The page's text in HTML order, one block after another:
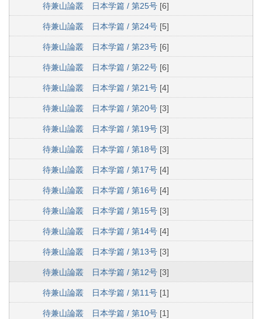
待兼山論叢 日本学篇 / 第25号 [6]
待兼山論叢 日本学篇 / 第24号 [5]
待兼山論叢 日本学篇 / 第23号 [6]
待兼山論叢 日本学篇 / 第22号 [6]
待兼山論叢 日本学篇 / 第21号 [4]
待兼山論叢 日本学篇 / 第20号 [3]
待兼山論叢 日本学篇 / 第19号 [3]
待兼山論叢 日本学篇 / 第18号 [3]
待兼山論叢 日本学篇 / 第17号 [4]
待兼山論叢 日本学篇 / 第16号 [4]
待兼山論叢 日本学篇 / 第15号 [3]
待兼山論叢 日本学篇 / 第14号 [4]
待兼山論叢 日本学篇 / 第13号 [3]
待兼山論叢 日本学篇 / 第12号 [3]
待兼山論叢 日本学篇 / 第11号 [1]
待兼山論叢 日本学篇 / 第10号 [1]